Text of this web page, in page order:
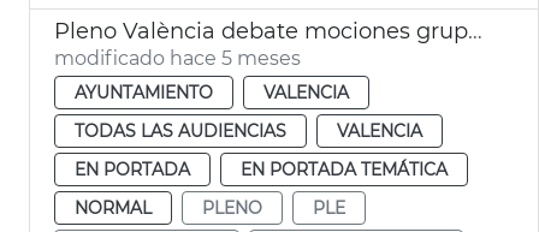
Pleno València debate mociones grupos municipales
modificado hace 5 meses
AYUNTAMIENTO
VALENCIA
TODAS LAS AUDIENCIAS
VALENCIA
EN PORTADA
EN PORTADA TEMÁTICA
NORMAL
PLENO
PLE